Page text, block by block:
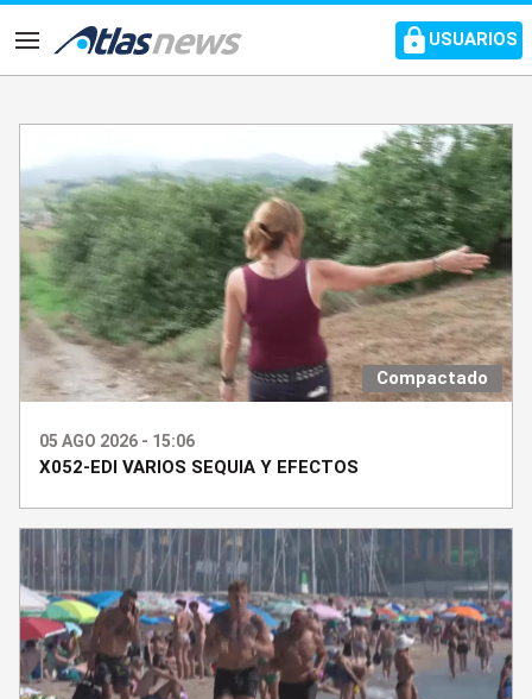
common.go-to-content
Navegación
USUARIOS
Compactado
05 AGO 2026 - 15:06
X052-EDI VARIOS SEQUIA Y EFECTOS